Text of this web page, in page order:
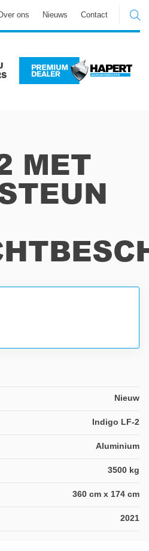
ons Nieuws Contact
MET
Nieuw
Indigo LF-2
Aluminium
3500 kg
360 cm x 174 cm
2021